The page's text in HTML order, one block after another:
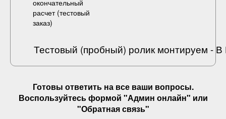
окончательный
расчет (тестовый
заказ)
Тестовый (пробный) ролик монтируем -
Готовы ответить на все ваши вопросы.
Воспользуйтесь формой "Админ онлайн" или
"Обратная связь"